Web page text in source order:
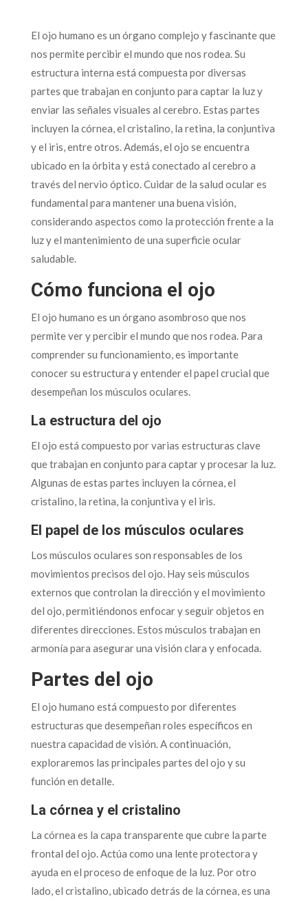
El ojo humano es un órgano complejo y fascinante que
nos permite percibir el mundo que nos rodea. Su
estructura interna está compuesta por diversas
partes que trabajan en conjunto para captar la luz y
enviar las señales visuales al cerebro. Estas partes
incluyen la córnea, el cristalino, la retina, la conjuntiva
y el iris, entre otros. Además, el ojo se encuentra
ubicado en la órbita y está conectado al cerebro a
través del nervio óptico. Cuidar de la salud ocular es
fundamental para mantener una buena visión,
considerando aspectos como la protección frente a la
luz y el mantenimiento de una superficie ocular
saludable.
Cómo funciona el ojo
El ojo humano es un órgano asombroso que nos
permite ver y percibir el mundo que nos rodea. Para
comprender su funcionamiento, es importante
conocer su estructura y entender el papel crucial que
desempeñan los músculos oculares.
La estructura del ojo
El ojo está compuesto por varias estructuras clave
que trabajan en conjunto para captar y procesar la luz.
Algunas de estas partes incluyen la córnea, el
cristalino, la retina, la conjuntiva y el iris.
El papel de los músculos oculares
Los músculos oculares son responsables de los
movimientos precisos del ojo. Hay seis músculos
externos que controlan la dirección y el movimiento
del ojo, permitiéndonos enfocar y seguir objetos en
diferentes direcciones. Estos músculos trabajan en
armonía para asegurar una visión clara y enfocada.
Partes del ojo
El ojo humano está compuesto por diferentes
estructuras que desempeñan roles específicos en
nuestra capacidad de visión. A continuación,
exploraremos las principales partes del ojo y su
función en detalle.
La córnea y el cristalino
La córnea es la capa transparente que cubre la parte
frontal del ojo. Actúa como una lente protectora y
ayuda en el proceso de enfoque de la luz. Por otro
lado, el cristalino, ubicado detrás de la córnea, es una